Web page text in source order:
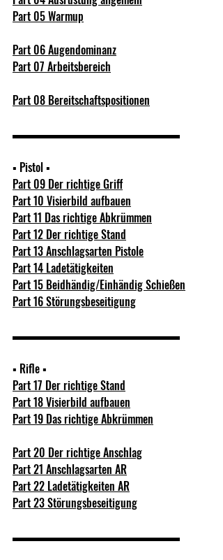
Part 05 Warmup
Part 06 Augendominanz
Part 07 Arbeitsbereich
Part 08 Bereitschaftspositionen
▬▬▬▬▬▬▬▬▬▬▬▬▬▬▬
▪ Pistol ▪
Part 09 Der richtige Griff
Part 10 Visierbild aufbauen
Part 11 Das richtige Abkrümmen
Part 12 Der richtige Stand
Part 13 Anschlagsarten Pistole
Part 14 Ladetätigkeiten
Part 15 Beidhändig/Einhändig Schießen
Part 16 Störungsbeseitigung
▬▬▬▬▬▬▬▬▬▬▬▬▬▬▬
▪ Rifle ▪
Part 17 Der richtige Stand
Part 18 Visierbild aufbauen
Part 19 Das richtige Abkrümmen
Part 20 Der richtige Anschlag
Part 21 Anschlagsarten AR
Part 22 Ladetätigkeiten AR
Part 23 Störungsbeseitigung
▬▬▬▬▬▬▬▬▬▬▬▬▬▬▬